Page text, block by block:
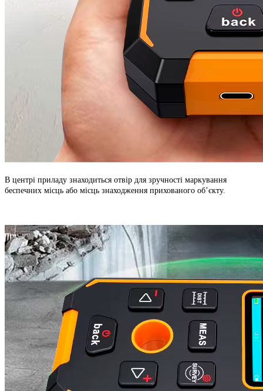
В центрі приладу знаходиться отвір для зручності маркування
беспечних місць або місць знаходження прихованого об’єкту.